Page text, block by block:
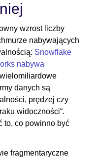
wzrost liczby
nabywających
Snowflake
nabywa
danych są
prędzej czy
widoczności“.
to, co powinno być
fragmentaryczne